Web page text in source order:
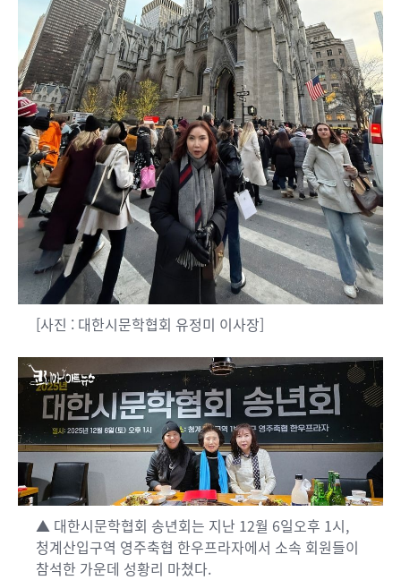
[사진 : 대한시문학협회 유정미 이사장]
▲ 대한시문학협회 송년회는 지난 12월 6일오후 1시,
청계산입구역 영주축협 한우프라자에서 소속 회원들이
참석한 가운데 성황리 마쳤다.